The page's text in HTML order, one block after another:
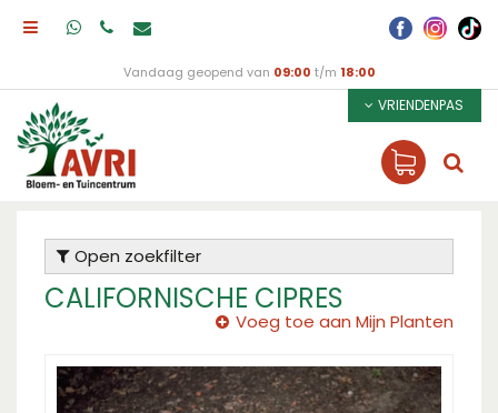
Vandaag geopend van 09:00 t/m 18:00
VRIENDENPAS
Open zoekfilter
CALIFORNISCHE CIPRES
Voeg toe aan Mijn Planten